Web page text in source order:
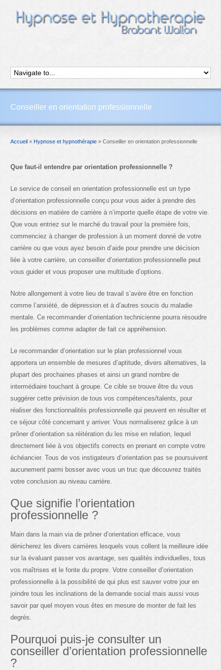
Conseiller en orientation professionnelle
Accueil » Hypnose et hypnothérapie » Conseiller en orientation professionnelle
Que faut-il entendre par orientation professionnelle ?
Le service de conseil en orientation professionnelle est un type
d’orientation professionnelle conçu pour vous aider à prendre des
décisions en matière de carrière à n’importe quelle étape de votre vie.
Que vous entriez sur le marché du travail pour la première fois,
commenciez à changer de profession à un moment donné de votre
carrière ou que vous ayez besoin d’aide pour prendre une décision
liée à votre carrière, un conseiller d’orientation professionnelle peut
vous guider et vous proposer une multitude d’options.
Notre allongement à votre lieu de travail s’avère être en fonction
comme l’anxiété, de dépression et à d’autres soucis du maladie
mentale. Ce recommander d’orientation technicienne pourra résoudre
les problèmes comme adapter de fait ce appréhension.
Le recommander d’orientation sur le plan professionnel vous
apportera un ensemble de mesures d’aptitude, divers alternatives, la
plupart des prochaines phases et ainsi un grand nombre de
intermédiaire touchant à groupe. Ce cible se trouve être du vous
suggérer cette prévision de tous vos compétences/talents, pour
réaliser des fonctionnalités professionnelle qui peuvent en résulter et
ce séjour côté concernant y arriver. Vous normaliserez grâce à un
prôner d’orientation sa réitération du les mise en relation, lequel
directement liée à vos objectifs corrects en prenant en compte votre
échéancier. Tous de vos instigateurs d’orientation pas se poursuivent
aucunement parmi bosser avec vous un truc que découvrez traités
votre conclusion au niveau carrière.
Que signifie l’orientation
professionnelle ?
Main dans la main via de prôner d’orientation efficace, vous
dénicherez les divers carrières lesquels vous collent la meilleure idée
sur la évaluant passer vos avantage, ses qualités individuelles, tous
vos maîtrises et le fonte du propre. Votre conseiller d’orientation
professionnelle à la possibilité de qui plus est sauver votre jour en
joindre tous les inclinations de la demande social mais aussi vous
savoir par quel moyen vous êtes en mesure de monter de fait les
degrés.
Pourquoi puis-je consulter un
conseiller d’orientation professionnelle
?